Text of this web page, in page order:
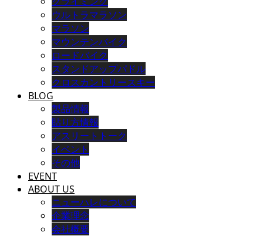
ウルトラマラソン
マラソン
マウンテンバイク
ロードバイク
スタンドアップパドル
クロスカントリースキー
BLOG
製品情報
貼り方情報
アスリートトーク
イベント
その他
EVENT
ABOUT US
ニューハレについて
企業理念
会社概要